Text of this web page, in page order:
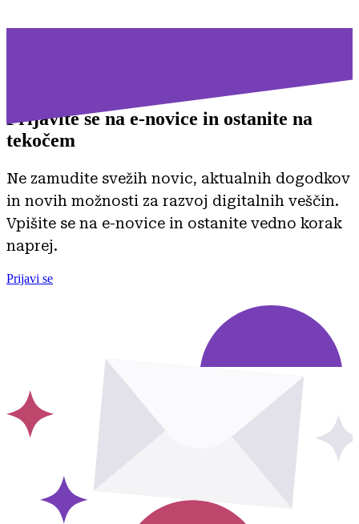
Prijavite se na e-novice in ostanite na
tekočem
Ne zamudite svežih novic, aktualnih dogodkov
in novih možnosti za razvoj digitalnih veščin.
Vpišite se na e-novice in ostanite vedno korak
naprej.
Prijavi se